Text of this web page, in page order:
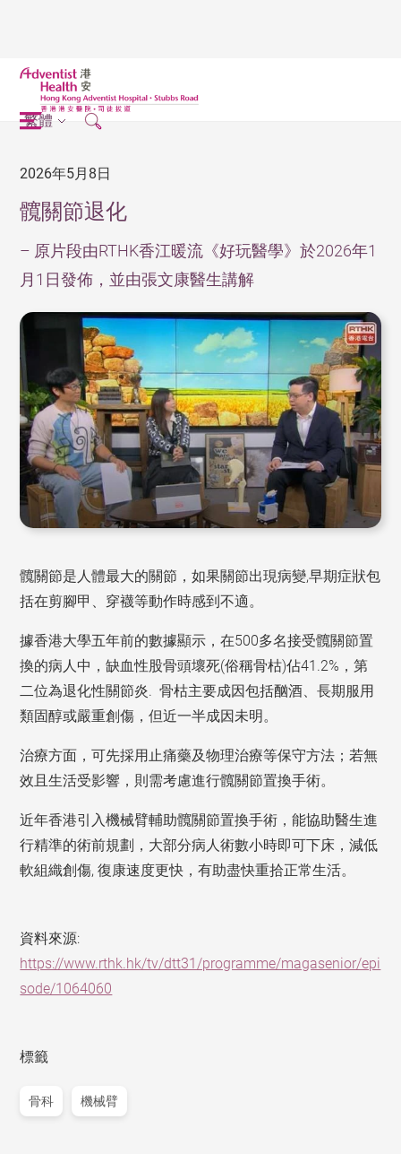
繁體
2026年5月8日
髖關節退化
– 原片段由RTHK香江暖流《好玩醫學》於2026年1
月1日發佈，並由張文康醫生講解
髖關節是人體最大的關節，如果關節出現病變,早期症狀包
括在剪腳甲、穿襪等動作時感到不適。
據香港大學五年前的數據顯示，在500多名接受髖關節置
換的病人中，缺血性股骨頭壞死(俗稱骨枯)佔41.2%，第
二位為退化性關節炎. 骨枯主要成因包括酗酒、長期服用
類固醇或嚴重創傷，但近一半成因未明。
治療方面，可先採用止痛藥及物理治療等保守方法；若無
效且生活受影響，則需考慮進行髖關節置換手術。
近年香港引入機械臂輔助髖關節置換手術，能協助醫生進
行精準的術前規劃，大部分病人術數小時即可下床，減低
軟組織創傷, 復康速度更快，有助盡快重拾正常生活。
資料來源:
https://www.rthk.hk/tv/dtt31/programme/magasenior/epi
sode/1064060
標籤
骨科 機械臂